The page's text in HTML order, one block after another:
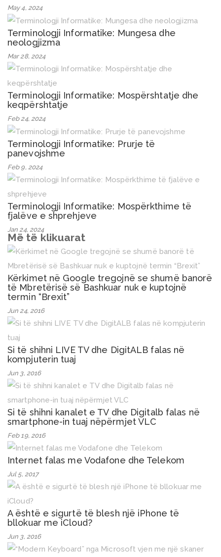
May 4, 2024
Terminologji Informatike: Mungesa dhe
neologjizma
Mar 28, 2024
Terminologji Informatike: Mospërshtatje dhe
keqpërshtatje
Feb 24, 2024
Terminologji Informatike: Prurje të
panevojshme
Feb 9, 2024
Terminologji Informatike: Mospërkthime të
fjalëve e shprehjeve
Jan 24, 2024
Më të klikuarat
Kërkimet në Google tregojnë se shumë banorë
të Mbretërisë së Bashkuar nuk e kuptojnë
termin “Brexit”
Jun 24, 2016
Si të shihni LIVE TV dhe DigitALB falas në
kompjuterin tuaj
Jun 3, 2016
Si të shihni kanalet e TV dhe Digitalb falas në
smartphone-in tuaj nëpërmjet VLC
Feb 19, 2016
Internet falas me Vodafone dhe Telekom
Jul 5, 2017
A është e sigurtë të blesh një iPhone të
bllokuar me iCloud?
Jun 3, 2016